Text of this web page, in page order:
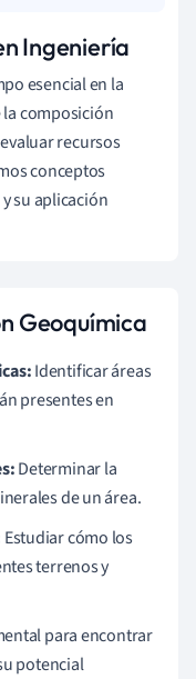
Ingeniería
esencial en la
la composición
recursos
conceptos
su aplicación
Geoquímica
Identificar áreas
presentes en
Determinar la
de un área.
Estudiar cómo los
terrenos y
para encontrar
potencial